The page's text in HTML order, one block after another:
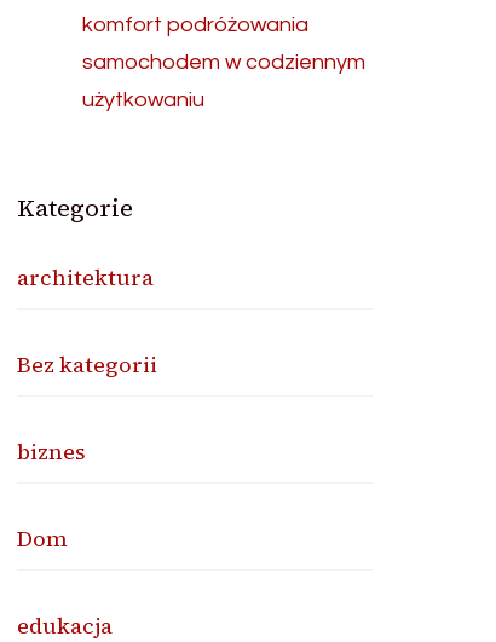
komfort podróżowania
samochodem w codziennym
użytkowaniu
Kategorie
architektura
Bez kategorii
biznes
Dom
edukacja